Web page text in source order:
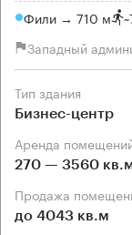
Фили → 710 м ~
Западный
Тип здания
Бизнес-центр
Аренда
270 — 3560
Продажа
до 4043 кв.м